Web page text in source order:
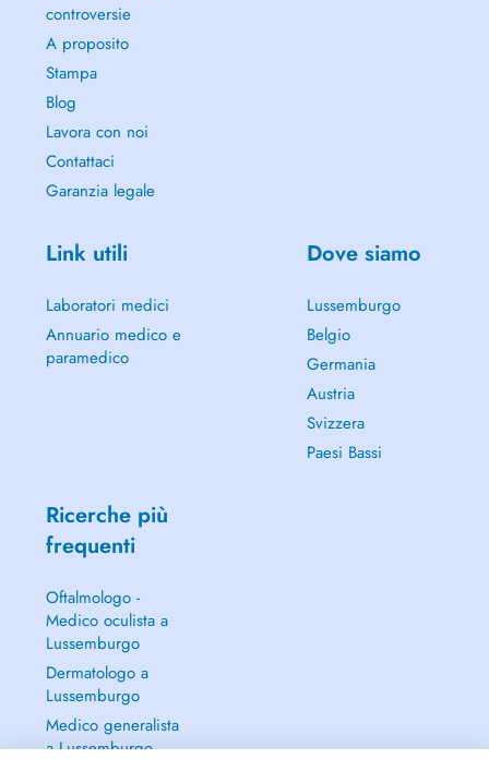
controversie
A proposito
Stampa
Blog
Lavora con noi
Contattaci
Garanzia legale
Link utili
Laboratori medici
Annuario medico e
paramedico
Dove siamo
Lussemburgo
Belgio
Germania
Austria
Svizzera
Paesi Bassi
Ricerche più
frequenti
Oftalmologo -
Medico oculista a
Lussemburgo
Dermatologo a
Lussemburgo
Medico generalista
a Lussemburgo